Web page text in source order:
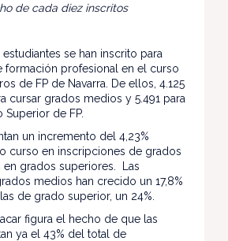
de cada diez inscritos
se han inscrito para
formación profesional en el curso
de FP de Navarra. De ellos, 4.125
cursar grados medios y 5.491 para
de FP.
un incremento del 4,23%
curso en inscripciones de grados
en grados superiores. Las
medios han crecido un 17,8%
de grado superior, un 24%.
figura el hecho de que las
ya el 43% del total de